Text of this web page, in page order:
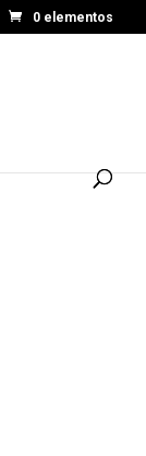
0 elementos